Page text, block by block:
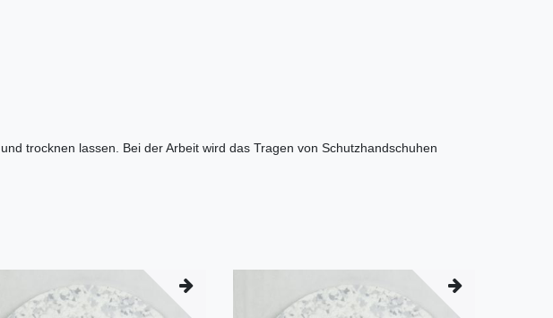
trocknen lassen. Bei der Arbeit wird das Tragen von Schutzhandschuhen